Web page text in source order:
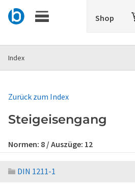
Shop
Index
Zurück zum Index
Steigeisengang
Normen: 8 / Auszüge: 12
DIN 1211-1